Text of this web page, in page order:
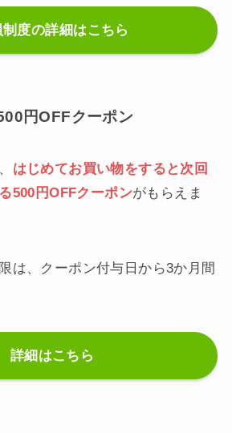
度の詳細はこちら
円OFFクーポン
はじめてお買い物をすると次回
500円OFFクーポンがもらえま
は、クーポン付与日から3か月間
詳細はこちら